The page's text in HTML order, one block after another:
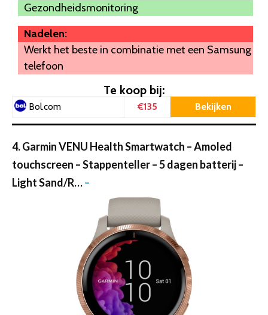
Gezondheidsmonitoring
Nadelen:
Werkt het beste in combinatie met een Samsung
telefoon
Te koop bij:
Bol.com €135 Bekijken
4. Garmin VENU Health Smartwatch – Amoled
touchscreen – Stappenteller – 5 dagen batterij –
Light Sand/R…–